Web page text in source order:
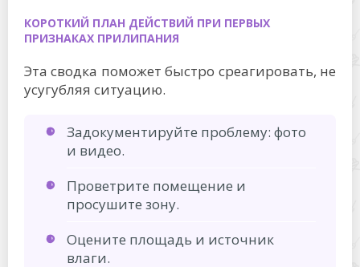
КОРОТКИЙ ПЛАН ДЕЙСТВИЙ ПРИ ПЕРВЫХ
ПРИЗНАКАХ ПРИЛИПАНИЯ
Эта сводка поможет быстро среагировать, не
усугубляя ситуацию.
Задокументируйте проблему: фото
и видео.
Проветрите помещение и
просушите зону.
Оцените площадь и источник
влаги.